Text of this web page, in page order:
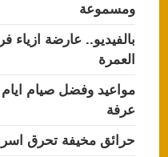
ومسموعة
بالفيديو.. عارضة ازياء
العمرة
مواعيد وفضل صيام
عرفة
حرائق مخيفة تحرق